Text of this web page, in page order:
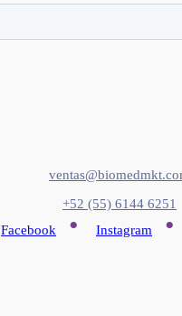
+52 (55) 6144 6251
Facebook
• Instagram •